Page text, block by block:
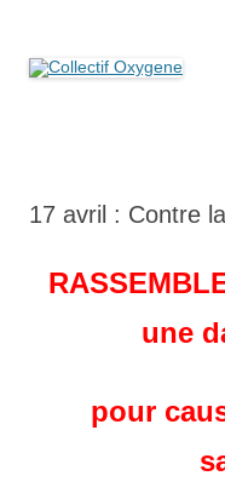
17 avril : Contre
une
pour